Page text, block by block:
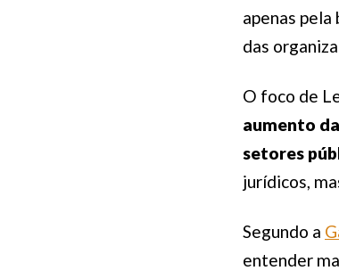
apenas
das
O foco de
aumento
setores
jurídicos,
Segundo a
entender